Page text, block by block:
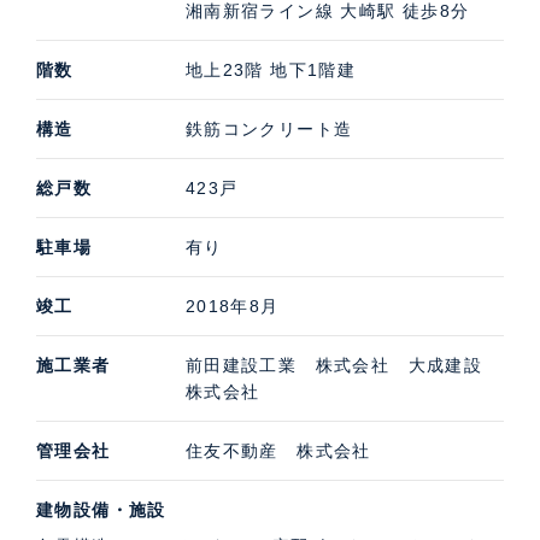
湘南新宿ライン線 大崎駅 徒歩8分
階数 地上23階 地下1階建
構造 鉄筋コンクリート造
総戸数 423戸
駐車場 有り
竣工 2018年8月
施工業者
前田建設工業 株式会社 大成建設
株式会社
管理会社 住友不動産 株式会社
建物設備・施設